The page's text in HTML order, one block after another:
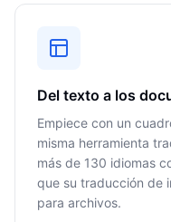
Del texto a los
Empiece con un
misma herramienta
más de 130 idiomas
que su traducción de
para archivos.